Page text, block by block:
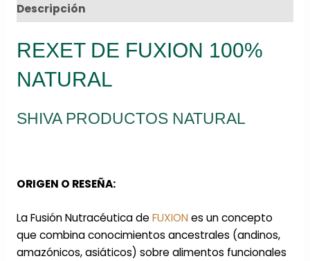
Descripción
REXET DE FUXION 100%
NATURAL
SHIVA PRODUCTOS NATURAL
ORIGEN O RESEÑA:
La Fusión Nutracéutica deFUXIONes un concepto
que combina conocimientos ancestrales (andinos,
amazónicos, asiáticos) sobre alimentos funcionales